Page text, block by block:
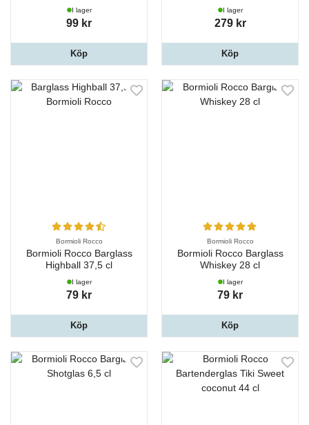
I lager
99 kr
Köp
I lager
279 kr
Köp
Bormioli Rocco
Bormioli Rocco Barglass
Highball 37,5 cl
I lager
79 kr
Köp
Bormioli Rocco
Bormioli Rocco Barglass
Whiskey 28 cl
I lager
79 kr
Köp